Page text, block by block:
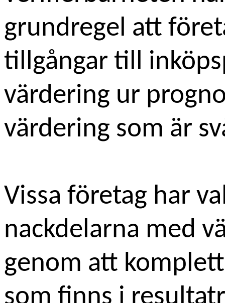
grundregel att
tillgångar till
värdering ur
värdering som är
Vissa företag har
nackdelarna med
genom att